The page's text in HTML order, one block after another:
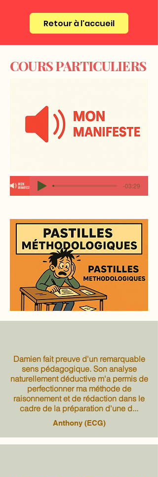
Retour à l'accueil
COURS PARTICULIERS
-03:29
Damien fait preuve d'un remarquable
sens pédagogique. Son analyse
naturellement déductive m'a permis de
perfectionner ma méthode de
raisonnement et de rédaction dans le
cadre de la préparation d'une d...
Anthony (ECG)